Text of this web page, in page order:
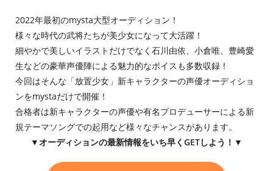
2022年最初のmysta大型オーディション！
様々な時代の武将たちが美少女になって大活躍！
細やかで美しいイラストだけでなく石川由依、小倉唯、豊崎愛
生などの豪華声優陣による魅力的なボイスも多数収録！
今回はそんな「放置少女」新キャラクターの声優オーディショ
ンをmystaだけで開催！
合格者は新キャラクターの声優や有名プロデューサーによる新
規テーマソングでの起用など様々なチャンスがあります。
▼オーディションの最新情報をいち早くGETしよう！▼